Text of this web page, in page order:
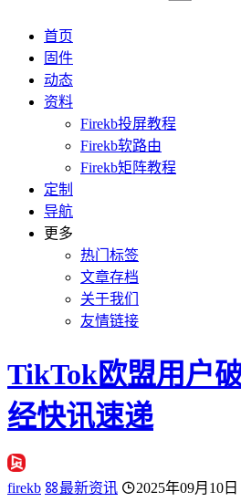
首页
固件
动态
资料
Firekb投屏教程
Firekb软路由
Firekb矩阵教程
定制
导航
更多
热门标签
文章存档
关于我们
友情链接
TikTok欧盟用户
经快讯速递
firekb 最新资讯 2025年09月10日